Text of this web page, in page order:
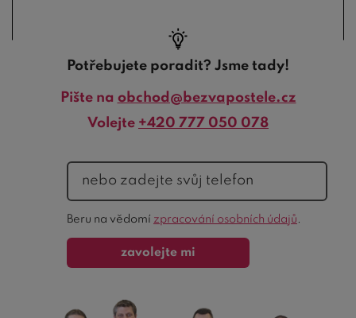
Potřebujete poradit? Jsme tady!
Pište na obchod@bezvapostele.cz
Volejte +420 777 050 078
telefon
formuláře
Beru na vědomí zpracování osobních údajů
zavolejte mi